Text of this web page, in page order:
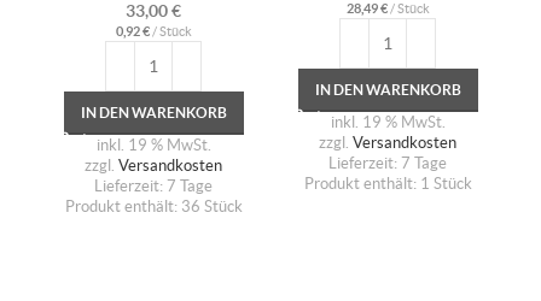
33,00€
0,92€/Stück
IN DEN WARENKORB
inkl. 19 % MwSt.
zzgl. Versandkosten
Lieferzeit: 7 Tage
Produkt enthält: 36 Stück
28,49€/Stück
IN DEN WARENKORB
inkl. 19 % MwSt.
zzgl. Versandkosten
Lieferzeit: 7 Tage
Produkt enthält: 1 Stück